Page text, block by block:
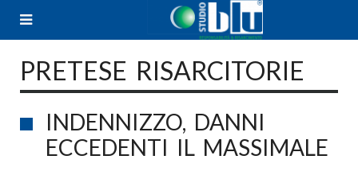
PRETESE RISARCITORIE
INDENNIZZO, DANNI
ECCEDENTI IL MASSIMALE